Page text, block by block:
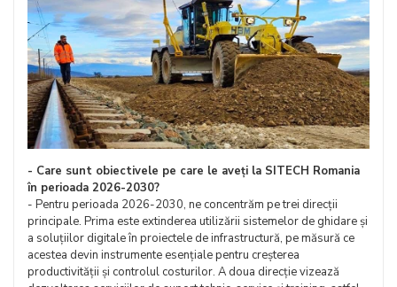
- Care sunt obiectivele pe care le aveți la SITECH Romania
în perioada 2026-2030?
- Pentru perioada 2026-2030, ne concentrăm pe trei direcții
principale. Prima este extinderea utilizării sistemelor de ghidare și
a soluțiilor digitale în proiectele de infrastructură, pe măsură ce
acestea devin instrumente esențiale pentru creșterea
productivității și controlul costurilor. A doua direcție vizează